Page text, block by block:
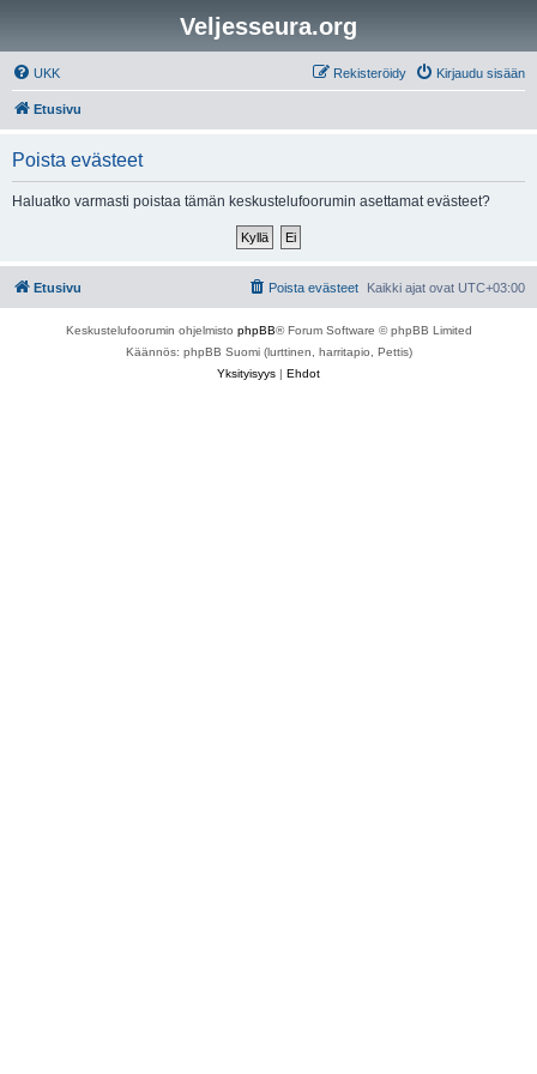
Veljesseura.org
UKK Kirjaudu sisään
Rekisteröidy
Etusivu
Poista evästeet
Haluatko varmasti poistaa tämän keskustelufoorumin asettamat evästeet?
Etusivu Kaikki ajat ovat UTC+03:00
Poista evästeet
Keskustelufoorumin ohjelmisto phpBB® Forum Software © phpBB Limited
Käännös: phpBB Suomi (lurttinen, harritapio, Pettis)
Yksityisyys | Ehdot